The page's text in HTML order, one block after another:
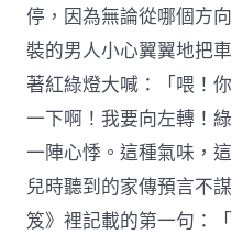
停，因為無論從哪個方
裝的男人小心翼翼地把
著紅綠燈大喊：「喂！
一下啊！我要向左轉！
一陣心悸。這種氣味，
兒時聽到的家傳預言不
笈》裡記載的第一句：